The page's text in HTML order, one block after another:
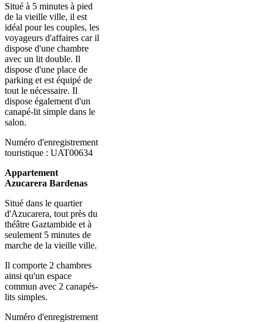
Situé à 5 minutes à pied
de la vieille ville, il est
idéal pour les couples, les
voyageurs d'affaires car il
dispose d'une chambre
avec un lit double. Il
dispose d'une place de
parking et est équipé de
tout le nécessaire. Il
dispose également d'un
canapé-lit simple dans le
salon.
Numéro d'enregistrement
touristique : UAT00634
Appartement
Azucarera Bardenas
Situé dans le quartier
d'Azucarera, tout près du
théâtre Gaztambide et à
seulement 5 minutes de
marche de la vieille ville.
Il comporte 2 chambres
ainsi qu'un espace
commun avec 2 canapés-
lits simples.
Numéro d'enregistrement